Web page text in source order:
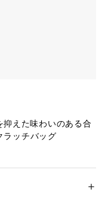
えた味わいのある合
ラッチバッグ
いシーンでお使いいた